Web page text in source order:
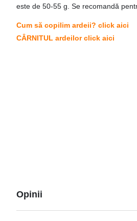
este de 50-55 g. Se recomandă
Cum să copilim ardeii? click aici
CÂRNITUL ardeilor click aici
Opinii